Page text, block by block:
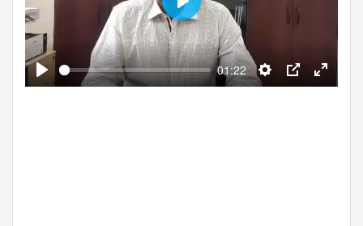
Play
01:22
Settings
PIP
Enter
Play